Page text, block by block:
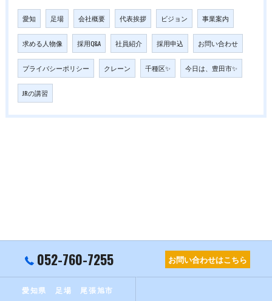
愛知 足場 会社概要 代表挨拶 ビジョン 事業案内
求める人物像 採用Q&A 社員紹介 採用申込 お問い合わせ
プライバシーポリシー クレーン 千種区✨ 今日は、豊田市✨
JRの講習
052-760-7255 お問い合わせはこちら
愛知県 足場 尾張旭市